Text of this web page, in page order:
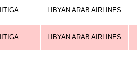
LIBYAN ARAB AIRLINES
LIBYAN ARAB AIRLINES